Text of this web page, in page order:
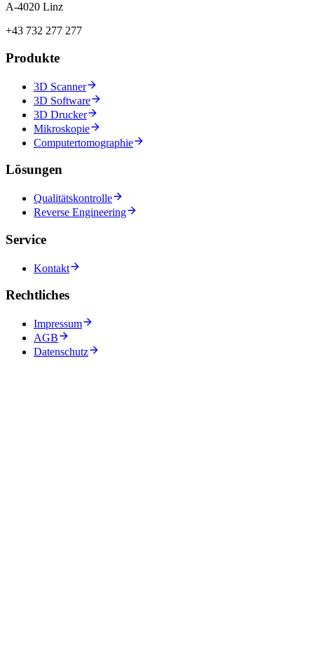
A-4020 Linz
+43 732 277 277
Produkte
3D Scanner
3D Software
3D Drucker
Mikroskopie
Computertomographie
Lösungen
Qualitätskontrolle
Reverse Engineering
Service
Kontakt
Rechtliches
Impressum
AGB
Datenschutz